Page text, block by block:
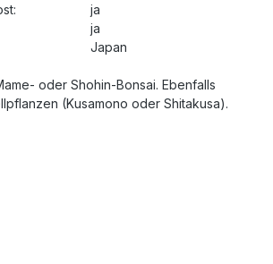
ja
ja
Japan
oder Shohin-Bonsai. Ebenfalls
(Kusamono oder Shitakusa).